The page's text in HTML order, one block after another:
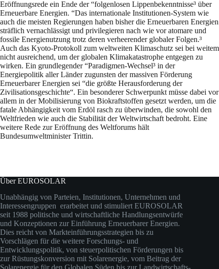
Eröffnungsrede ein Ende der “folgenlosen Lippenbekenntnisse³ über
Erneuerbare Energien. “Das internationale Institutionen-System wie
auch die meisten Regierungen haben bisher die Erneuerbaren Energien
sträflich vernachlässigt und privilegieren nach wie vor atomare und
fossile Energienutzung trotz deren verheerender globaler Folgen.³
Auch das Kyoto-Protokoll zum weltweiten Klimaschutz sei bei weitem
nicht ausreichend, um der globalen Klimakatastrophe entgegen zu
wirken. Ein grundlegender “Paradigmen-Wechsel³ in der
Energiepolitik aller Länder zugunsten der massiven Förderung
Erneuerbarer Energien sei “die größte Herausforderung der
Zivilisationsgeschichte“. Ein besonderer Schwerpunkt müsse dabei vor
allem in der Mobilisierung von Biokraftstoffen gesetzt werden, um die
fatale Abhängigkeit vom Erdöl rasch zu überwinden, die sowohl den
Weltfrieden wie auch die Stabilität der Weltwirtschaft bedroht. Eine
weitere Rede zur Eröffnung des Weltforums hält
Bundesumweltminister Trittin.
Über EUROSOLAR
Unabhängig von Parteien, Institutionen, Unternehmen und
Interessengruppen erarbeitet und stimuliert EUROSOLAR
seit 1988 politische und wirtschaftliche Handlungsentwürfe
und Konzeptionen zur Einführung Erneuerbarer Energien.
Dies reicht von Markteinführungsstrategien bis zu
Vorschlägen für die weitere Forschungs- und
Entwicklungspolitik, von steuerpolitischen Förderungen bis
zur Rüstungskonversion mit Solarenergie, vom Beitrag der